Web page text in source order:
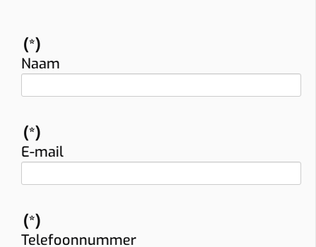
(*)
Naam
(*)
E-mail
(*)
Telefoonnummer